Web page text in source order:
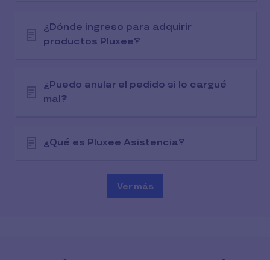
¿Dónde ingreso para adquirir
productos Pluxee?
¿Puedo anular el pedido si lo cargué
mal?
¿Qué es Pluxee Asistencia?
Ver más